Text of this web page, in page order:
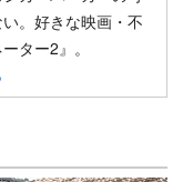
。好きな映画・不
ター2』。